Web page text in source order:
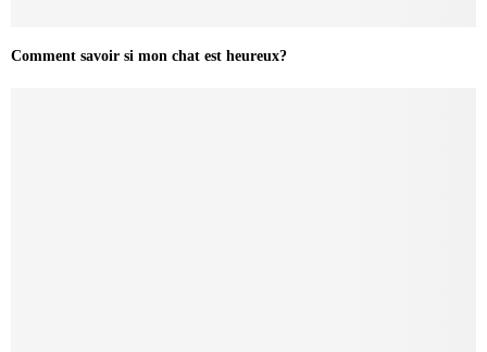
Comment savoir si mon chat est heureux?